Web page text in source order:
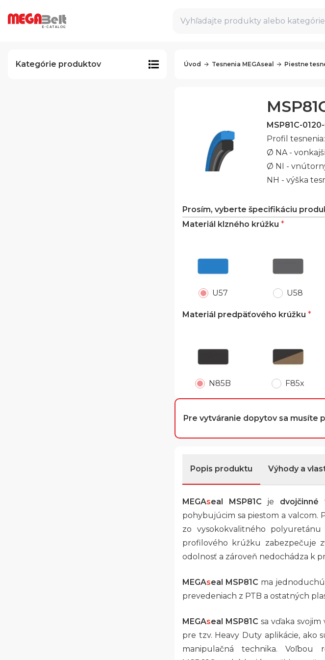
E-CATALOG
Vyhľadajte produkty alebo
Kategórie produktov Úvod Tesnenia MEGAseal Piestne
MSP81C-
Profil tesnenia:
Ø NA -
Ø NI -
NH - výška
Prosím, vyberte špecifikáciu
Materiál klzného krúžku *
U57 U58
Materiál predpäťového krúžku *
N85B F85x
Pre vytváranie dopytov sa musíte
Popis produktu Výhody a
MEGAseal MSP81C je dvojčinné
pohybujúcim sa piestom a valcom.
zo vysokokvalitného
profilového krúžku zabezpečuje
odolnosť a zároveň nedochádza k
MEGAseal MSP81C ma
prevedeniach z PTB a ostatných
MEGAseal MSP81C sa vďaka
pre tzv. Heavy Duty aplikácie, ako
manipulačná technika.